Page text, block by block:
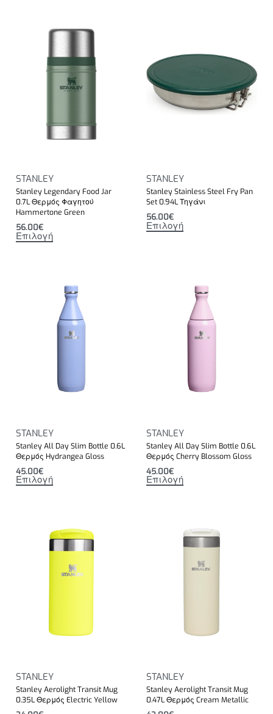
STANLEY
Stanley Legendary Food Jar
0.7L Θερμός Φαγητού
Hammertone Green
56.00€
Επιλογή
STANLEY
Stanley Stainless Steel Fry Pan
Set 0.94L Τηγάνι
56.00€
Επιλογή
STANLEY
Stanley All Day Slim Bottle 0.6L
Θερμός Hydrangea Gloss
45.00€
Επιλογή
STANLEY
Stanley All Day Slim Bottle 0.6L
Θερμός Cherry Blossom Gloss
45.00€
Επιλογή
STANLEY
Stanley Aerolight Transit Mug
0.35L Θερμός Electric Yellow
STANLEY
Stanley Aerolight Transit Mug
0.47L Θερμός Cream Metallic